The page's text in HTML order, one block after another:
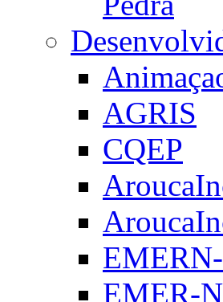
AGRIS
CQEP
EMER-N